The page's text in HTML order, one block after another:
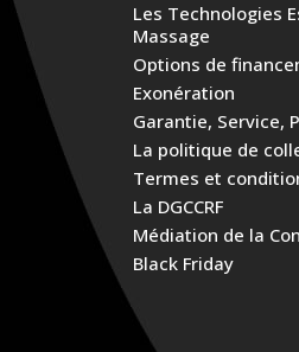
Les Technologies
Massage
Options de
Exonération
Garantie, Service,
La politique de
Termes et
La DGCCRF
Médiation de la
Black Friday